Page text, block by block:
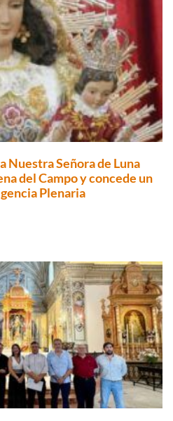
Nuestra Señora de Luna
del Campo y concede un
Plenaria